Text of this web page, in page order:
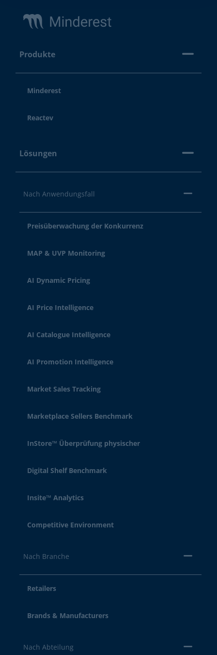
Produkte
Minderest
Reactev
Lösungen
Nach Anwendungsfall
Preisüberwachung der Konkurrenz
MAP & UVP Monitoring
AI Dynamic Pricing
AI Price Intelligence
AI Catalogue Intelligence
AI Promotion Intelligence
Market Sales Tracking
Marketplace Sellers Benchmark
InStore™ Überprüfung physischer
Digital Shelf Benchmark
Insite™ Analytics
Competitive Environment
Nach Branche
Retailers
Brands & Manufacturers
Nach Abteilung